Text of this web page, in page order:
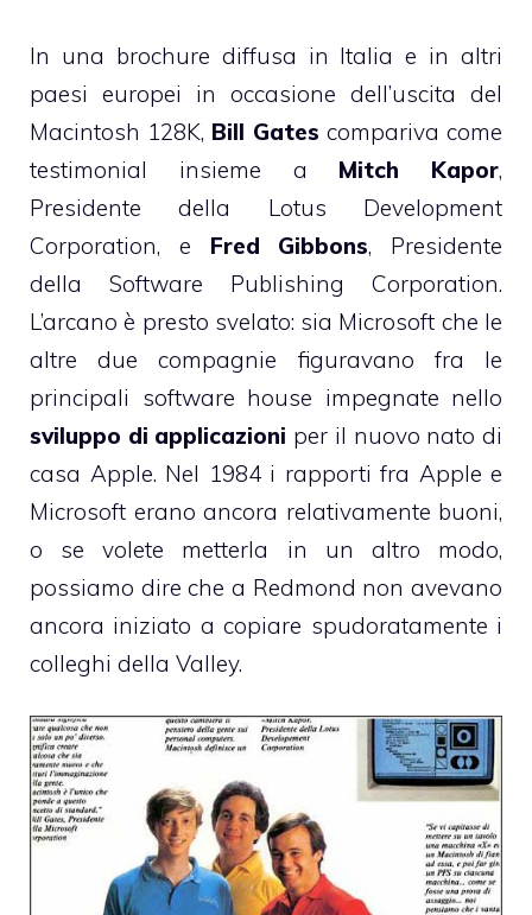
In una brochure diffusa in Italia e in altri
paesi europei in occasione dell’uscita del
Macintosh 128K, Bill Gates compariva come
testimonial insieme a Mitch Kapor,
Presidente della Lotus Development
Corporation, e Fred Gibbons, Presidente
della Software Publishing Corporation.
L’arcano è presto svelato: sia Microsoft che le
altre due compagnie figuravano fra le
principali software house impegnate nello
sviluppo di applicazioni per il nuovo nato di
casa Apple. Nel 1984 i rapporti fra Apple e
Microsoft erano ancora relativamente buoni,
o se volete metterla in un altro modo,
possiamo dire che a Redmond non avevano
ancora iniziato a copiare spudoratamente i
colleghi della Valley.